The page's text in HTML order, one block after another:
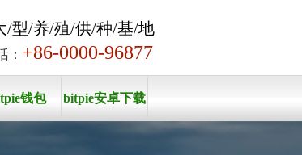
/型/养/殖/供/种/基/地
： +86-0000-96877
钱包 bitpie安卓下载